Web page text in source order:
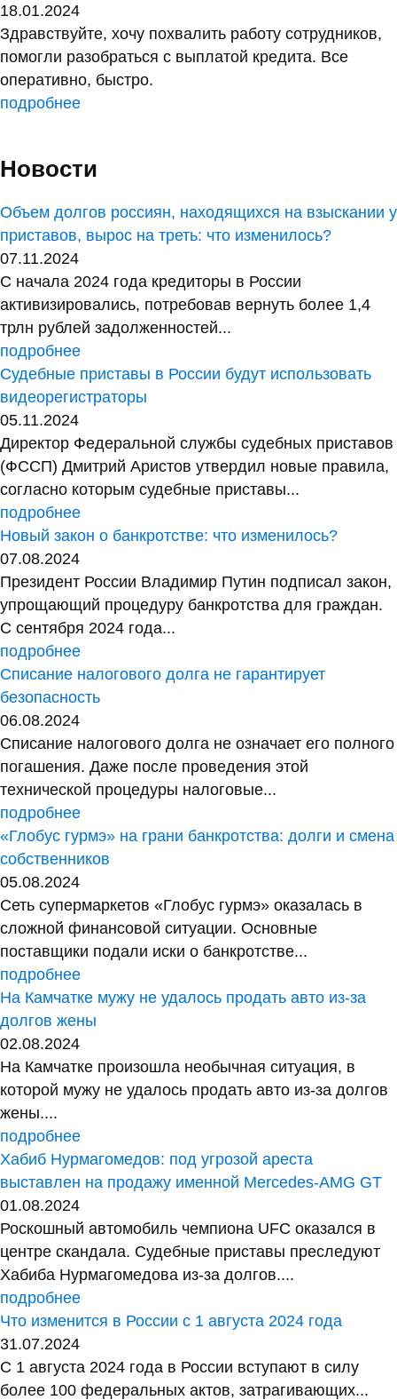
18.01.2024
Здравствуйте, хочу похвалить работу сотрудников,
помогли разобраться с выплатой кредита. Все
оперативно, быстро.
подробнее
Новости
Объем долгов россиян, находящихся на взыскании у
приставов, вырос на треть: что изменилось?
07.11.2024
С начала 2024 года кредиторы в России
активизировались, потребовав вернуть более 1,4
трлн рублей задолженностей...
подробнее
Судебные приставы в России будут использовать
видеорегистраторы
05.11.2024
Директор Федеральной службы судебных приставов
(ФССП) Дмитрий Аристов утвердил новые правила,
согласно которым судебные приставы...
подробнее
Новый закон о банкротстве: что изменилось?
07.08.2024
Президент России Владимир Путин подписал закон,
упрощающий процедуру банкротства для граждан.
С сентября 2024 года...
подробнее
Списание налогового долга не гарантирует
безопасность
06.08.2024
Списание налогового долга не означает его полного
погашения. Даже после проведения этой
технической процедуры налоговые...
подробнее
«Глобус гурмэ» на грани банкротства: долги и смена
собственников
05.08.2024
Сеть супермаркетов «Глобус гурмэ» оказалась в
сложной финансовой ситуации. Основные
поставщики подали иски о банкротстве...
подробнее
На Камчатке мужу не удалось продать авто из-за
долгов жены
02.08.2024
На Камчатке произошла необычная ситуация, в
которой мужу не удалось продать авто из-за долгов
жены....
подробнее
Хабиб Нурмагомедов: под угрозой ареста
выставлен на продажу именной Mercedes-AMG GT
01.08.2024
Роскошный автомобиль чемпиона UFC оказался в
центре скандала. Судебные приставы преследуют
Хабиба Нурмагомедова из-за долгов....
подробнее
Что изменится в России с 1 августа 2024 года
31.07.2024
С 1 августа 2024 года в России вступают в силу
более 100 федеральных актов, затрагивающих...